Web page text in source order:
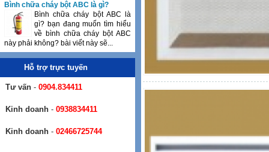
Bình chữa cháy bột ABC là gì?
Bình chữa cháy bột ABC là
gì? bạn đang muốn tìm hiểu
về bình chữa cháy bột ABC
này phải không? bài viết này sẽ...
Hỗ trợ trực tuyến
Tư vấn - 0904.834411
Kinh doanh - 0938834411
Kinh doanh - 02466725744